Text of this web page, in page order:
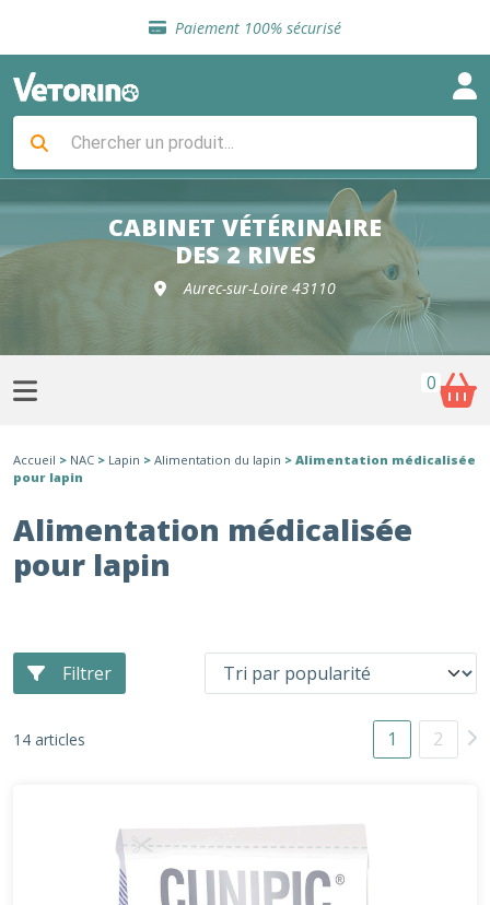
Paiement 100% sécurisé
Livraison gratuite en clinique vétérinaire
Sélection de croquettes vétérinaire
Livraison gratuite en clinique vétérinaire
Retour gratuit en clinique
Sélection de croquettes vétérinaire
CABINET VÉTÉRINAIRE
DES 2 RIVES
Aurec-sur-Loire 43110
0
Accueil > NAC > Lapin > Alimentation du lapin > Alimentation médicalisée
pour lapin
Alimentation médicalisée
pour lapin
Filtrer
14 articles 1 2